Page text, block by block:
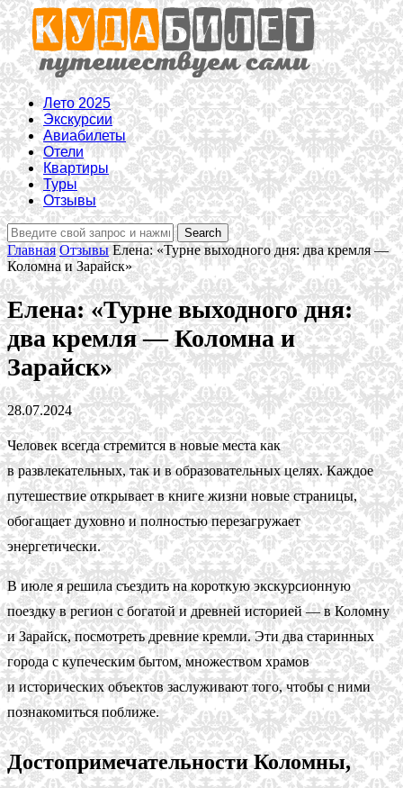
Лето 2025
Экскурсии
Авиабилеты
Отели
Квартиры
Туры
Отзывы
Главная Отзывы Елена: «Турне выходного дня: два кремля —
Коломна и Зарайск»
Елена: «Турне выходного дня:
два кремля — Коломна и
Зарайск»
28.07.2024
Человек всегда стремится в новые места как
в развлекательных, так и в образовательных целях. Каждое
путешествие открывает в книге жизни новые страницы,
обогащает духовно и полностью перезагружает
энергетически.
В июле я решила съездить на короткую экскурсионную
поездку в регион с богатой и древней историей — в Коломну
и Зарайск, посмотреть древние кремли. Эти два старинных
города с купеческим бытом, множеством храмов
и исторических объектов заслуживают того, чтобы с ними
познакомиться поближе.
Достопримечательности Коломны,